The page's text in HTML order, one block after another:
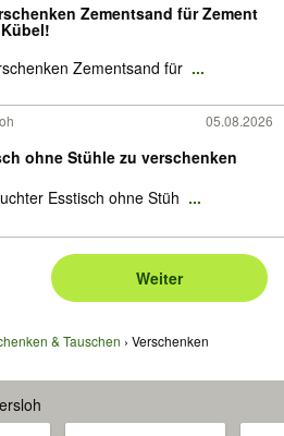
Zementsand für Zement
Zementsand für ...
05.08.2026
ohne Stühle zu verschenken
Esstisch ohne Stüh ...
Weiter
& Tauschen Verschenken